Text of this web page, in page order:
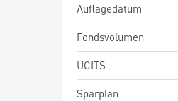
Auflagedatum
Fondsvolumen
UCITS
Sparplan